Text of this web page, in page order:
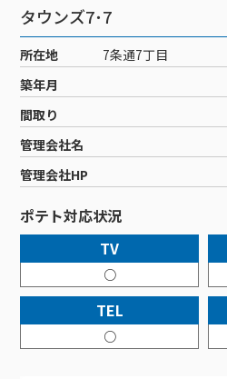
工事・配線について
新居をご検討中の方へ
ポテトを導入している集合住
物件情報
特典・キャンペーン
おトクな割引サービス
ご加入中の方
ご加入中のサービス確認・変更
WEBメール
サポートサービス
サポートサービストップ
リモートコール
回線速度測定
接続・設定⽅法
訪問サポート＆サポート
新着情報
メンテナンス・障害情報
ポテトからのプレゼント
イベントカレンダー
講座のご案内
サービス案内
サービス案内
ケーブルテレビ
ケーブルテレビトップ
チャンネル紹介
料⾦プラン
NHK衛星受信料団体⼀括⽀払
機器⼀覧
インターネット
インターネットトップ
料⾦プラン
Wi-Fiサービス
ポテトホーム防犯カメラ
オプションサービス
インターネットギガシェ
固定電話
固定電話トップ
基本料⾦・通話料⾦
オプションサービス
auスマートバリュー
auまとめトーク
ポテトスマートフォントップ
料⾦プラン
機種⼀覧
オプションサービス
でんき
でんきトップ
ポラリンでんき×ポテト
ポテトでんき
暮らしを快適にするサービス
暮らしを快適にするサー
ポテトライフメール
コミチャン
お困りの方はこちら
会社案内
メンテナンス
障害情報
タウンズ7･7
所在地
7条通7丁目
築年月
間取り
管理会社名
管理会社HP
ポテト対応状況
TV
○
TEL
○